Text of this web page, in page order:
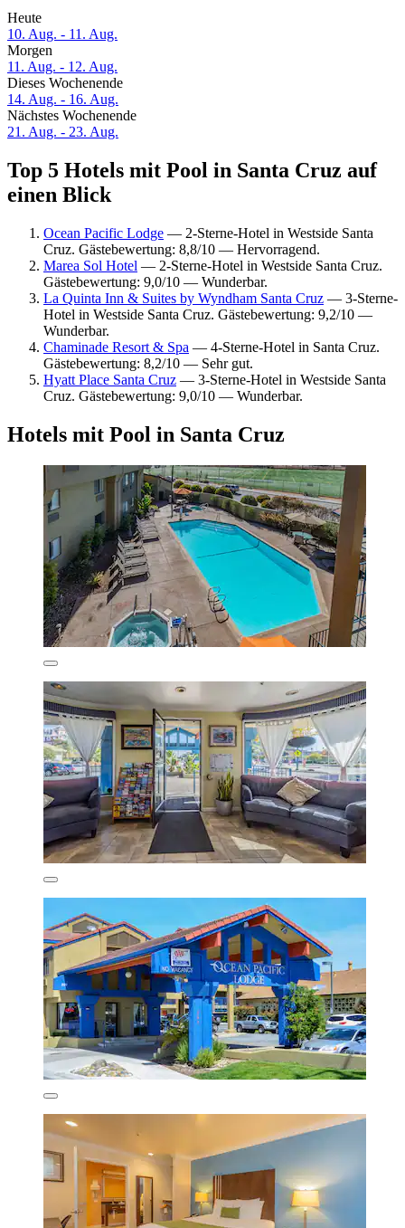
Heute
10. Aug. - 11. Aug.
Morgen
11. Aug. - 12. Aug.
Dieses Wochenende
14. Aug. - 16. Aug.
Nächstes Wochenende
21. Aug. - 23. Aug.
Top 5 Hotels mit Pool in Santa Cruz auf
einen Blick
Ocean Pacific Lodge — 2-Sterne-Hotel in Westside Santa
Cruz. Gästebewertung: 8,8/10 — Hervorragend.
Marea Sol Hotel — 2-Sterne-Hotel in Westside Santa Cruz.
Gästebewertung: 9,0/10 — Wunderbar.
La Quinta Inn & Suites by Wyndham Santa Cruz — 3-Sterne-
Hotel in Westside Santa Cruz. Gästebewertung: 9,2/10 —
Wunderbar.
Chaminade Resort & Spa — 4-Sterne-Hotel in Santa Cruz.
Gästebewertung: 8,2/10 — Sehr gut.
Hyatt Place Santa Cruz — 3-Sterne-Hotel in Westside Santa
Cruz. Gästebewertung: 9,0/10 — Wunderbar.
Hotels mit Pool in Santa Cruz